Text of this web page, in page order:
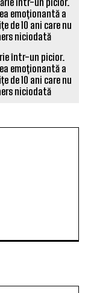
într-un picior.
emoționantă a
de 10 ani care nu
niciodată